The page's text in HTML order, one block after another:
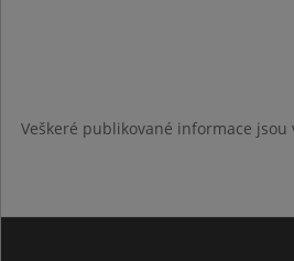
Veškeré publikované informace